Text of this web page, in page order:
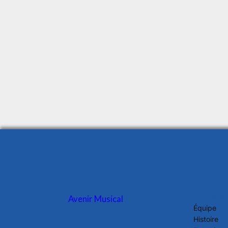
Avenir Musical
Équipe
Histoire